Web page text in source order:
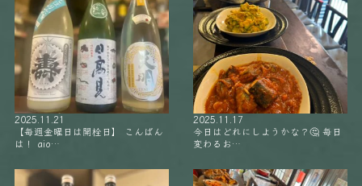
2025.11.21
【毎週金曜日は開栓日】 こんばん
は！ aio…
2025.11.17
今日はどれにしようかな？🤔 毎日
変わるお…